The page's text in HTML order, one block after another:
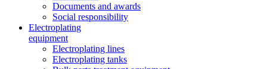
Documents and awards
Social responsibility
Electroplating
equipment
Electroplating lines
Electroplating tanks